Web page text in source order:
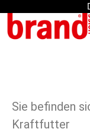
Sie befinden
Kraftfutter